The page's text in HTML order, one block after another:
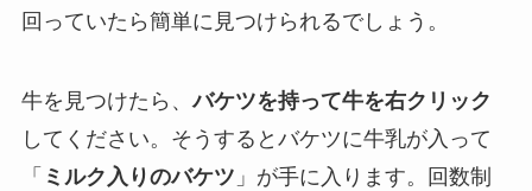
回っていたら簡単に見つけられるでしょう。
牛を見つけたら、バケツを持って牛を右クリック
してください。そうするとバケツに牛乳が入って
「 ミルク入りのバケツ 」が手に入ります。回数制